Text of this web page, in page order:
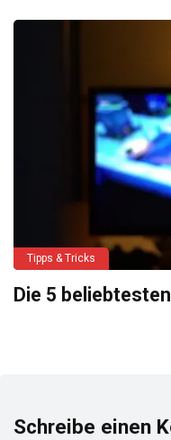
Tipps & Tricks
Die 5
Schreibe einen